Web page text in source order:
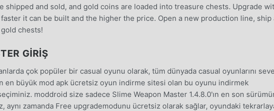
shipped and sold, and gold coins are loaded into treasure chests. Upgrade
it can be built and the higher the price. Open a new production line, ship
chests!
GIRIŞ
çok popüler bir casual oyunu olarak, tüm dünyada casual oyunlarını
en büyük mod apk ücretsiz oyun indirme sitesi olan bu oyunu indirmek
moddroid size sadece Slime Weapon Master 1.4.8.0'ın en son
aynı zamanda Free upgrademodunu ücretsiz olarak sağlar, oyundaki